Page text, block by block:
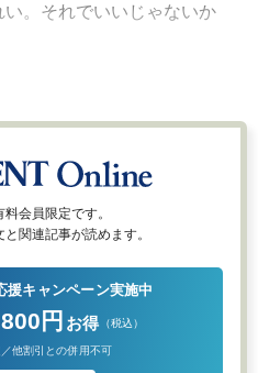
。それでいいじゃないか
会員限定です。
関連記事が読めます。
援キャンペーン実施中
円 お得 （税込）
他割引との併用不可